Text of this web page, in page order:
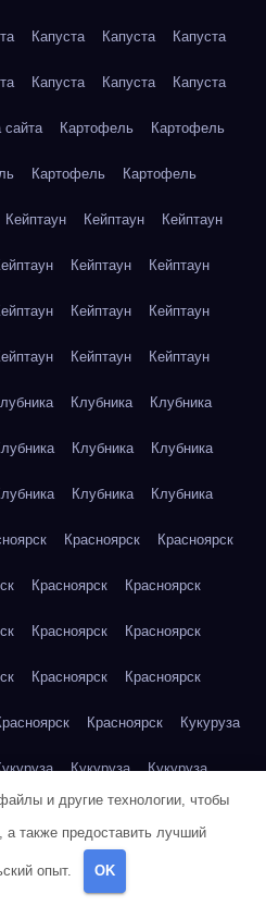
Капуста Капуста Капуста
Капуста Капуста Капуста
сайта Картофель Картофель
Картофель Картофель
Кейптаун Кейптаун Кейптаун
Кейптаун Кейптаун
Кейптаун Кейптаун
Кейптаун Кейптаун
Клубника Клубника
Клубника Клубника
Клубника Клубника
Красноярск Красноярск
Красноярск Красноярск
Красноярск Красноярск
Красноярск Красноярск
Красноярск Кукуруза
Кукуруза Кукуруза
и другие технологии, чтобы
а также предоставить лучший
опыт. OK